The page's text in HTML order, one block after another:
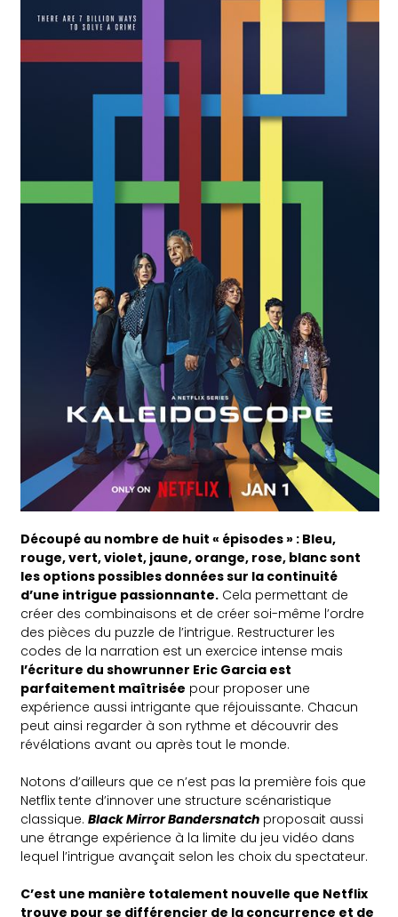
Découpé au nombre de huit « épisodes » : Bleu,
rouge, vert, violet, jaune, orange, rose, blanc sont
les options possibles données sur la continuité
d’une intrigue passionnante. Cela permettant de
créer des combinaisons et de créer soi-même l’ordre
des pièces du puzzle de l’intrigue. Restructurer les
codes de la narration est un exercice intense mais
l’écriture du showrunner Eric Garcia est
parfaitement maîtrisée pour proposer une
expérience aussi intrigante que réjouissante. Chacun
peut ainsi regarder à son rythme et découvrir des
révélations avant ou après tout le monde.
Notons d’ailleurs que ce n’est pas la première fois que
Netflix tente d’innover une structure scénaristique
classique.Black Mirror Bandersnatch proposait aussi
une étrange expérience à la limite du jeu vidéo dans
lequel l’intrigue avançait selon les choix du spectateur.
C’est une manière totalement nouvelle que Netflix
trouve pour se différencier de la concurrence et de